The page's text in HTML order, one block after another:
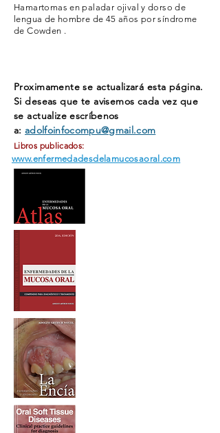
Hamartomas en paladar ojival y dorso de
lengua de hombre de 45 años por síndrome
de Cowden .
Proximamente se actualizará esta página.
Si deseas que te avisemos cada vez que
se actualizeescríbenos
a:adolfoinfocompu@gmail.com
Libros publicados:
www.enfermedadesdelamucosaoral.com